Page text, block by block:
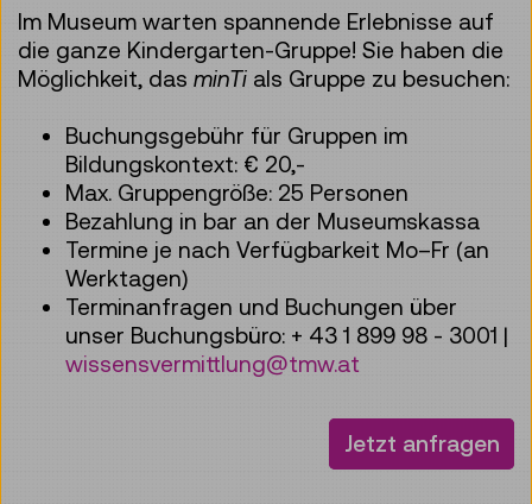
Im Museum warten spannende Erlebnisse auf
die ganze Kindergarten-Gruppe! Sie haben die
Möglichkeit, das minTi als Gruppe zu besuchen:
Buchungsgebühr für Gruppen im
Bildungskontext: € 20,-
Max. Gruppengröße: 25 Personen
Bezahlung in bar an der Museumskassa
Termine je nach Verfügbarkeit Mo–Fr (an
Werktagen)
Terminanfragen und Buchungen über
unser Buchungsbüro: + 43 1 899 98 - 3001 |
wissensvermittlung@tmw.at
Jetzt anfragen